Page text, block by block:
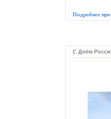
Подробнее
С Днём